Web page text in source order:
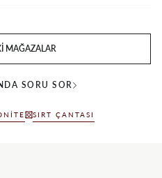
MAĞAZALAR
SORU SOR
SIRT ÇANTASI